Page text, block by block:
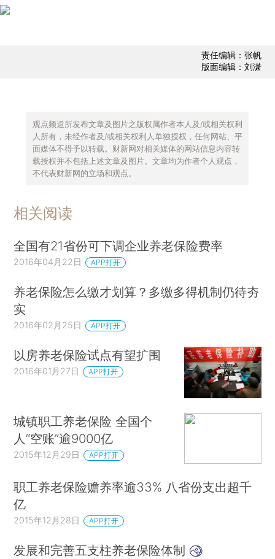
责任编辑：张帆
版面编辑：刘潇
观点频道所发布文章及图片之版权属作者本人及/或相关权利
人所有，未经作者及/或相关权利人单独授权，任何网站、平
面媒体不得予以转载。财新网对相关媒体的网站信息内容转
载授权并不包括上述文章及图片。文章均为作者个人观点，
不代表财新网的立场和观点。
相关阅读
全国有21省份可下调企业养老保险费率
2016年04月22日 APP打开
养老保险怎么缴才划算？多缴多得机制仍待夯
实
2016年02月25日 APP打开
以房养老保险试点有望扩围
2016年01月27日 APP打开
城镇职工养老保险 全国个
人“空账”逾9000亿
2015年12月29日 APP打开
职工养老保险赡养率逾33% 八省份支出超千
亿
2015年12月28日 APP打开
发展和完善五支柱养老保险体制